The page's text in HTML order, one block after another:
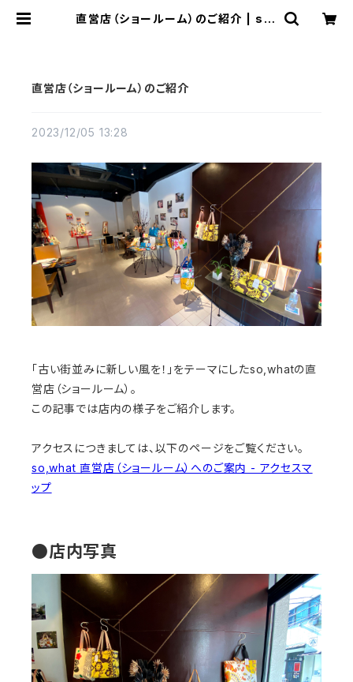
直営店（ショールーム）のご紹介 | so,
直営店（ショールーム）のご紹介
2023/12/05 13:28
「古い街並みに新しい風を！」をテーマにしたso,whatの直
営店（ショールーム）。
この記事では店内の様子をご紹介します。
アクセスにつきましては、以下のページをご覧ください。
so,what 直営店（ショールーム）へのご案内 - アクセスマ
ップ
●店内写真